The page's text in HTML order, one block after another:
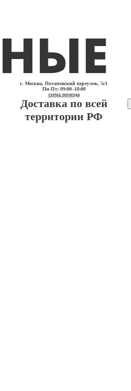
г. Москва, Потаповский переулок, 5с1
Пн-Пт: 09:00–18:00
схема проезда
Доставка по всей
территории РФ